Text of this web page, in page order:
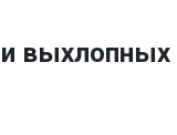
выхлопных